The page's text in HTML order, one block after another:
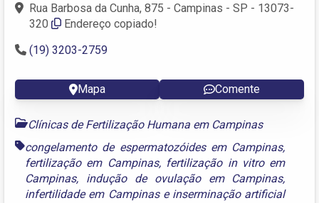
Rua Barbosa da Cunha, 875 - Campinas - SP - 13073-
320
Endereço copiado!
(19) 3203-2759
Mapa Comente
Clínicas de Fertilização Humana em Campinas
congelamento de espermatozóides em Campinas,
fertilização em Campinas, fertilização in vitro em
Campinas, indução de ovulação em Campinas,
infertilidade em Campinase inserminação artificial